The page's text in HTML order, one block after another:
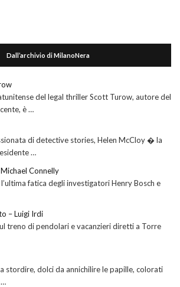
Dall’archivio di MilanoNera
del legal thriller Scott Turow, autore del
è …
di detective stories, Helen McCloy � la
…
Connelly
fatica degli investigatori Henry Bosch e
– Luigi Irdi
treno di pendolari e vacanzieri diretti a Torre
stordire, dolci da annichilire le papille, colorati
…